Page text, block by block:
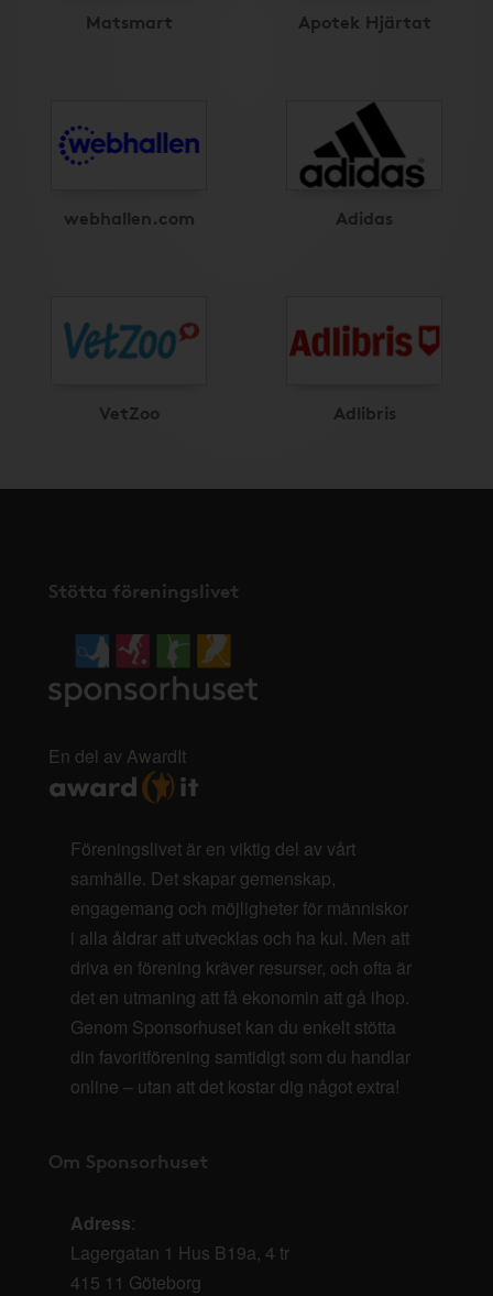
Matsmart Apotek Hjärtat
webhallen.com Adidas
VetZoo Adlibris
Stötta föreningslivet
En del av AwardIt
Föreningslivet är en viktig del av vårt
samhälle. Det skapar gemenskap,
engagemang och möjligheter för människor
i alla åldrar att utvecklas och ha kul. Men att
driva en förening kräver resurser, och ofta är
det en utmaning att få ekonomin att gå ihop.
Genom Sponsorhuset kan du enkelt stötta
din favoritförening samtidigt som du handlar
online – utan att det kostar dig något extra!
Om Sponsorhuset
Adress:
Lagergatan 1 Hus B19a, 4 tr
415 11 Göteborg